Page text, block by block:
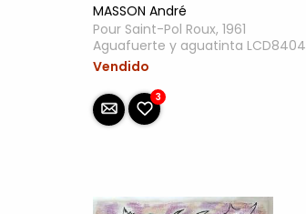
MASSON André
Pour Saint-Pol Roux, 1961
Aguafuerte y aguatinta LCD8404
Vendido
3